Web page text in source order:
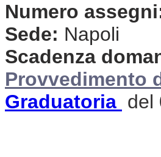
Numero
Sede: Napoli
Scadenza
Provvedimento
Graduatoria del